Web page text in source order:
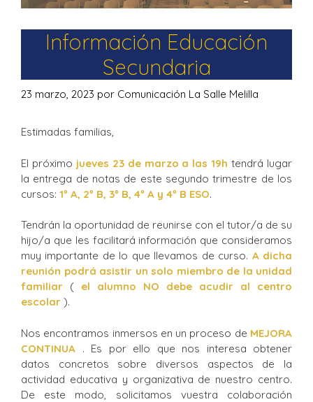
Información Educación
Secundaria
23 marzo, 2023 por Comunicación La Salle Melilla
Estimadas familias,
El próximo jueves 23 de marzo a las 19h tendrá lugar
la entrega de notas de este segundo trimestre de los
cursos: 1º A, 2º B, 3º B, 4º A y 4º B ESO.
Tendrán la oportunidad de reunirse con el tutor/a de su
hijo/a que les facilitará información que consideramos
muy importante de lo que llevamos de curso. A dicha
reunión podrá asistir un solo miembro de la unidad
familiar ( el alumno NO debe acudir al centro
escolar ).
Nos encontramos inmersos en un proceso de MEJORA
CONTINUA . Es por ello que nos interesa obtener
datos concretos sobre diversos aspectos de la
actividad educativa y organizativa de nuestro centro.
De este modo, solicitamos vuestra colaboración